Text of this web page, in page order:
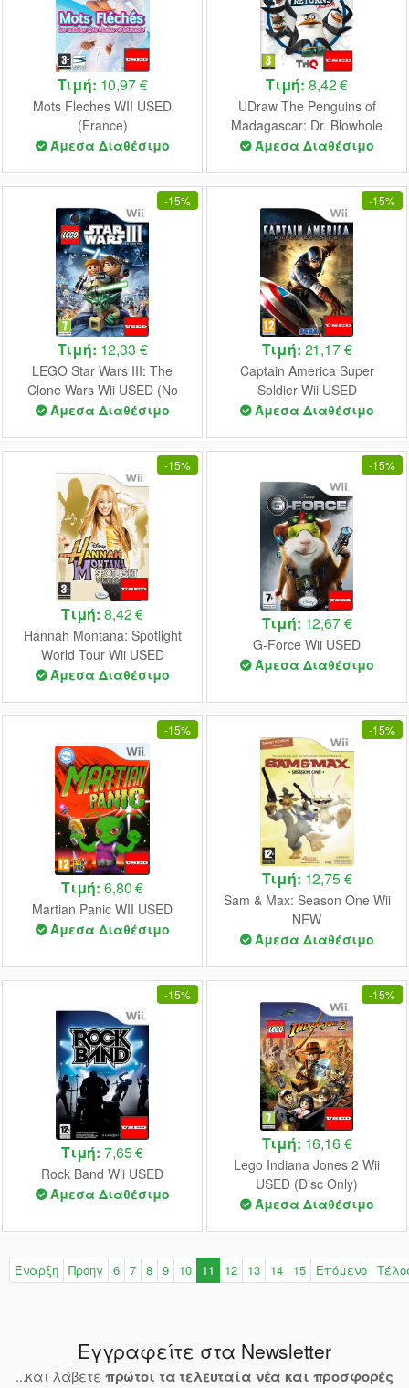
Τιμή: 10,97 €
Mots Fleches WII USED
(France)
Άμεσα Διαθέσιμο
Τιμή: 8,42 €
UDraw The Penguins of
Madagascar: Dr. Blowhole
Returns - Again! WII USED
Άμεσα Διαθέσιμο
-15%
Τιμή: 12,33 €
LEGO Star Wars III: The
Clone Wars Wii USED (No
Manual)
Άμεσα Διαθέσιμο
-15%
Τιμή: 21,17 €
Captain America Super
Soldier Wii USED
Άμεσα Διαθέσιμο
-15%
Τιμή: 8,42 €
Hannah Montana: Spotlight
World Tour Wii USED
Άμεσα Διαθέσιμο
-15%
Τιμή: 12,67 €
G-Force Wii USED
Άμεσα Διαθέσιμο
-15%
Τιμή: 6,80 €
Martian Panic WII USED
Άμεσα Διαθέσιμο
-15%
Τιμή: 12,75 €
Sam & Max: Season One Wii
NEW
Άμεσα Διαθέσιμο
-15%
Τιμή: 7,65 €
Rock Band Wii USED
Άμεσα Διαθέσιμο
-15%
Τιμή: 16,16 €
Lego Indiana Jones 2 Wii
USED (Disc Only)
Άμεσα Διαθέσιμο
Έναρξη Προηγ 6 7 8 9 10 11 12 13 14 15 Επόμενο
Εγγραφείτε στα Newsletter
...και λάβετε πρώτοι τα τελευταία νέα και προσφορές